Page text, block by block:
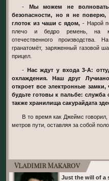
Мы можем не
безопасности, но я не
глоток из чаши с ядом, - Нарой
плечо и бедро ремень, на
отечественного производства.
гранатомёт, заряженный газовой
прицел.
Нас ждут у входа 3-А:
охлаждения. Наш друг Лучиано
откроет все электронные
будьте готовы к пальбе:
также хранилища сакурайдата
В то время как Джеймс говорил, пара роботов уже проделала десять
метров пути, оставляя за собой
Vladimir Makarov
Just the will of a